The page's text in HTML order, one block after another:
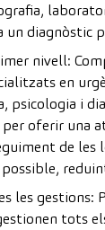
un diagnòstic
nivell:
en
psicologia i
per oferir una
de
les gestions:
tots